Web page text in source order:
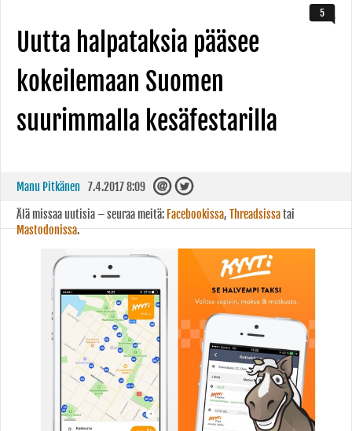
Uutta halpataksia pääsee
kokeilemaan Suomen
suurimmalla kesäfestarilla
5
Manu Pitkänen 7.4.2017 8:09
Älä missaa uutisia – seuraa meitä: Facebookissa, Threadsissatai
Mastodonissa.